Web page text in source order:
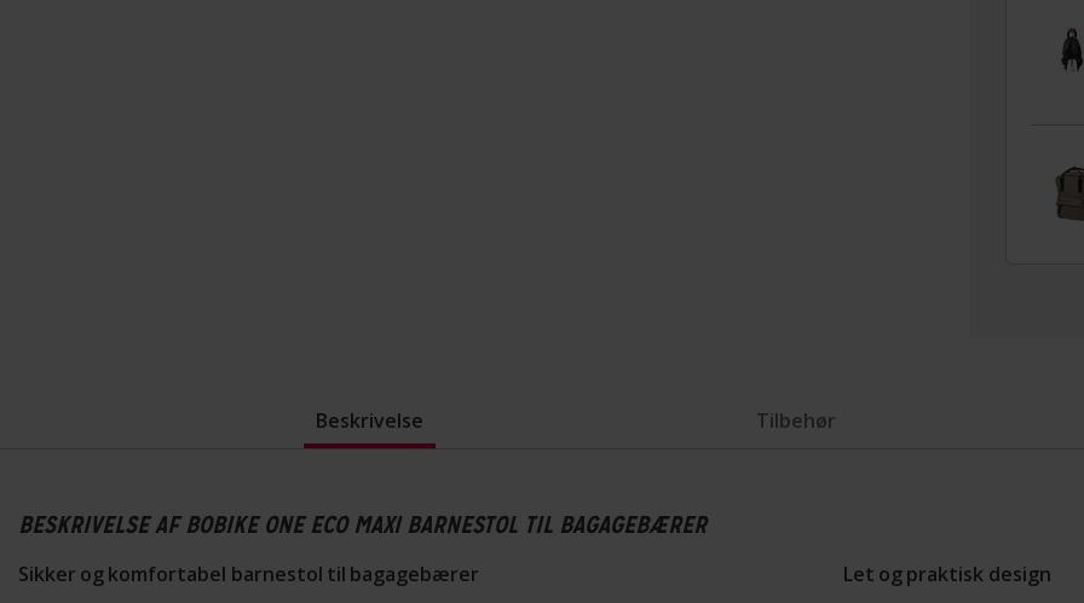
Beskrivelse Tilbehør
BESKRIVELSE AF BOBIKE ONE ECO MAXI BARNESTOL TIL BAGAGEBÆRER
Sikker og komfortabel barnestol til bagagebærer
Let og praktisk design